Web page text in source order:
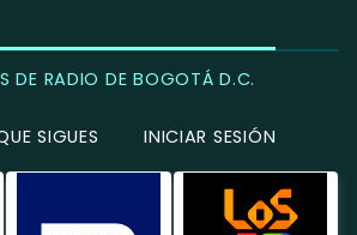
DE RADIO DE BOGOTÁ D.C.
SIGUES INICIAR SESIÓN